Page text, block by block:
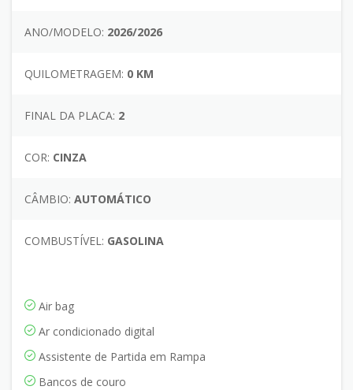
ANO/MODELO: 2026/2026
QUILOMETRAGEM: 0 KM
FINAL DA PLACA: 2
COR: CINZA
CÂMBIO: AUTOMÁTICO
COMBUSTÍVEL: GASOLINA
Air bag
Ar condicionado digital
Assistente de Partida em Rampa
Bancos de couro